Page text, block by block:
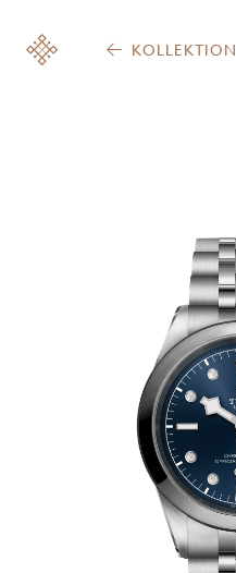
KOLLEKTION